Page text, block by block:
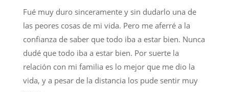
Fué muy duro sinceramente y sin dudarlo una de
las peores cosas de mi vida. Pero me aferré a la
confianza de saber que todo iba a estar bien. Nunca
dudé que todo iba a estar bien. Por suerte la
relación con mi familia es lo mejor que me dio la
vida, y a pesar de la distancia los pude sentir muy